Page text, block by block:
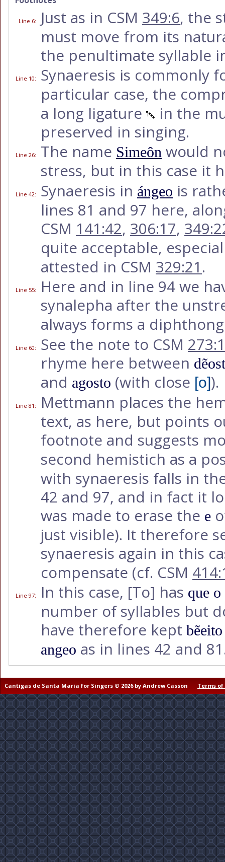
Line 6: Just as in CSM 349:6, the
must move from its
the penultimate syllable
Line 10:
Synaeresis is commonly
particular case, the
a long ligature
in the
preserved in singing.
Line 26: The name Simeôn would
stress, but in this case it
Line 42: Synaeresis in ángeo is
lines 81 and 97 here,
CSM 141:42, 306:17,
quite acceptable,
attested in CSM 329:21.
Line 55:
Here and in line 94 we
synalepha after the
always forms a
Line 60: See the note to CSM
rhyme here between
and agosto (with close [o]).
Line 81 :
Mettmann places the
text, as here, but points
footnote and suggests
second hemistich as a
with synaeresis falls in
42 and 97, and in fact it
was made to erase the e
just visible). It therefore
synaeresis again in this
compensate (cf. CSM
Line 97: In this case, [To] has que o
number of syllables but
have therefore kept bẽeito
angeo as in lines 42 and
Cantigas de Santa Maria for Singers © 2026 by Andrew Casson Terms of